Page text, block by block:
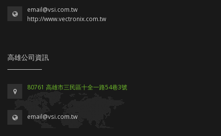
email@vsi.com.tw
http://www.vectronix.com.tw
高雄公司資訊
80761 高雄市三民區十全一路54巷3號
email@vsi.com.tw